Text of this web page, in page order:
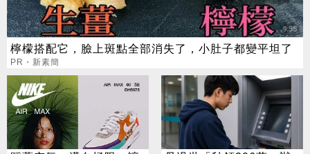
檸檬搭配它，臉上斑點全部消失了，小肚子都變平坦了
PR・新素簡